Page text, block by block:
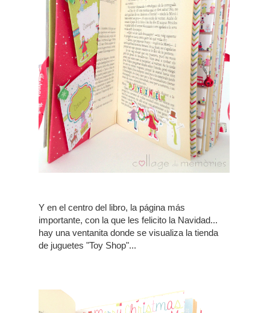
Y en el centro del libro, la página más
importante, con la que les felicito la Navidad...
hay una ventanita donde se visualiza la tienda
de juguetes "Toy Shop"...